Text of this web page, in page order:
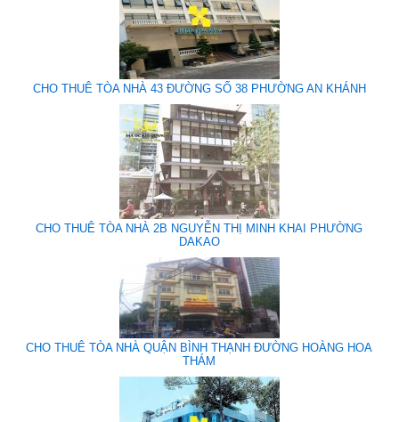
CHO THUÊ TÒA NHÀ 43 ĐƯỜNG SỐ 38 PHƯỜNG AN KHÁNH
CHO THUÊ TÒA NHÀ 2B NGUYỄN THỊ MINH KHAI PHƯỜNG
DAKAO
CHO THUÊ TÒA NHÀ QUẬN BÌNH THẠNH ĐƯỜNG HOÀNG HOA
THÁM